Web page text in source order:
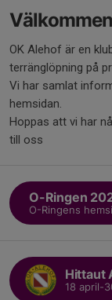
OK Alehof är en
terränglöpning på
Vi har samlat
hemsidan.
Hoppas att vi har
till oss
O-Ringen
O-Ringens
Hittaut
18 april-